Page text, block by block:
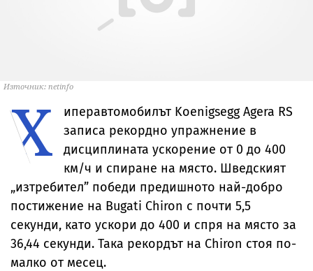
Източник: netinfo
Х
иперавтомобилът Koenigsegg Agera RS
записа рекордно упражнение в
дисциплината ускорение от 0 до 400
км/ч и спиране на място. Шведският
„изтребител” победи предишното най-добро
постижение на Bugati Chiron с почти 5,5
секунди, като ускори до 400 и спря на място за
36,44 секунди. Така рекордът на Chiron стоя по-
малко от месец.